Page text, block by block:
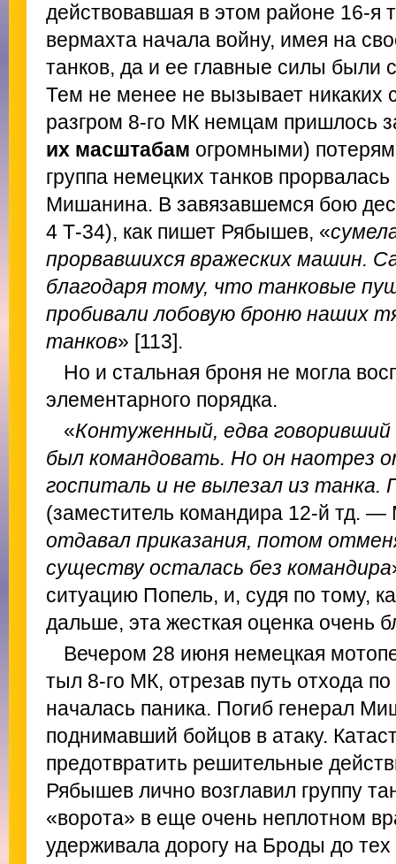
действовавшая в этом районе 16-я
вермахта начала войну, имея на
танков, да и ее главные силы были
Тем не менее не вызывает никаких
разгром 8-го МК немцам пришлось
их масштабам огромными)
группа немецких танков
Мишанина. В завязавшемся бою
4 Т-34), как пишет Рябышев, «
прорвавшихся вражеских машин.
благодаря тому, что танковые
пробивали лобовую броню наших
танков» [113].
Но и стальная броня не могла
элементарного порядка.
«Контуженный, едва
был командовать. Но он наотрез
госпиталь и не вылезал из танка.
(заместитель командира 12-й тд.
отдавал приказания, потом
существу осталась без командира
ситуацию Попель, и, судя по тому,
дальше, эта жесткая оценка очень
Вечером 28 июня немецкая
тыл 8-го МК, отрезав путь отхода
началась паника. Погиб генерал
поднимавший бойцов в атаку.
предотвратить решительные
Рябышев лично возглавил группу
«ворота» в еще очень неплотном
удерживала дорогу на Броды до